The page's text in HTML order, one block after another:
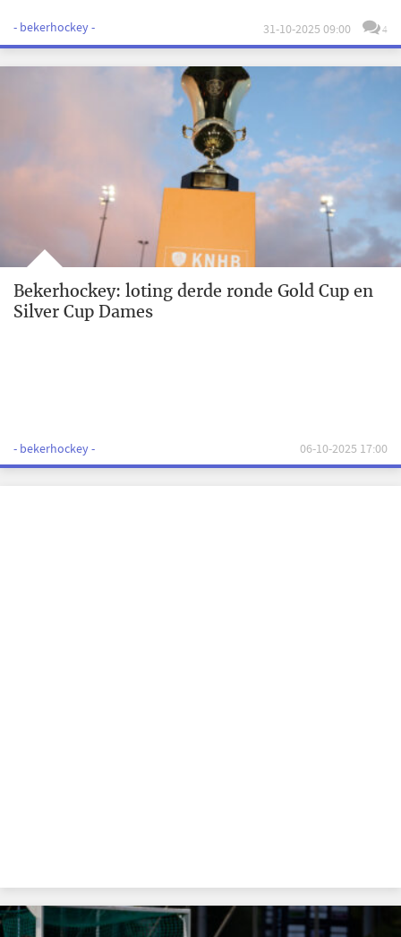
- bekerhockey - 31-10-2025 09:00 4
Bekerhockey: loting derde ronde Gold Cup en
Silver Cup Dames
- bekerhockey - 06-10-2025 17:00